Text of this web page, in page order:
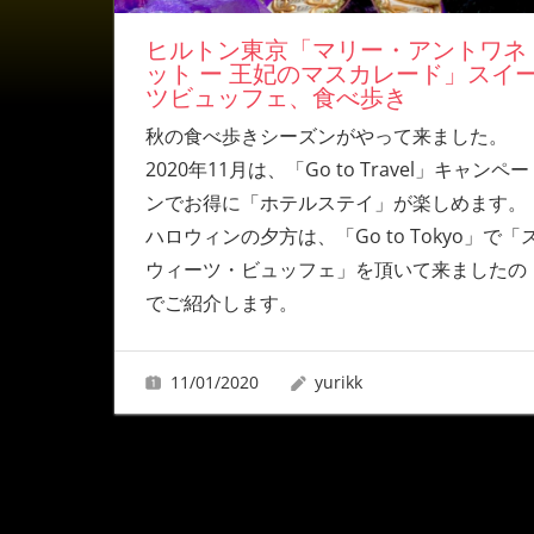
ヒルトン東京「マリー・アントワネ
ット ー 王妃のマスカレード」スイ
ツビュッフェ、食べ歩き
秋の食べ歩きシーズンがやって来ました。
2020年11月は、「Go to Travel」キャンペー
ンでお得に「ホテルステイ」が楽しめます。
ハロウィンの夕方は、「Go to Tokyo」で「
ウィーツ・ビュッフェ」を頂いて来ましたの
でご紹介します。
11/01/2020 yurikk